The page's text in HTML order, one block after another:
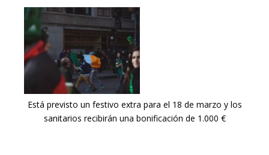
Está previsto un festivo extra para el 18 de marzo y los
sanitarios recibirán una bonificación de 1.000 €